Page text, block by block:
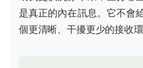
是真正的內在訊息。它不會
個更清晰、干擾更少的接收環